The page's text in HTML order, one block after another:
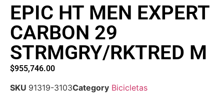
EPIC HT MEN EXPERT
CARBON 29
STRMGRY/RKTRED M
$955,746.00
SKU 91319-3103Category Bicicletas